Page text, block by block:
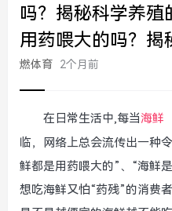
吗？揭秘科学养殖
用药喂大的吗？揭
燃体育 2个月前
在日常生活中,每当海鲜
临，网络上总会流传出一种
鲜都是用药喂大的”、“海鲜
想吃海鲜又怕“药残”的消费